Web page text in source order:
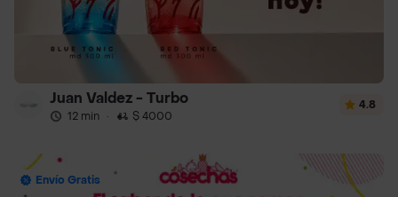
Juan Valdez - Turbo
12 min · $ 4000
4.8
Envío Gratis